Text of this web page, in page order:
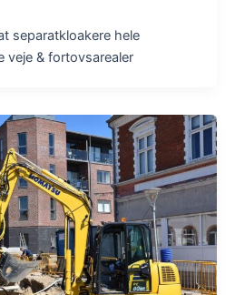
separatkloakere hele
veje & fortovsarealer